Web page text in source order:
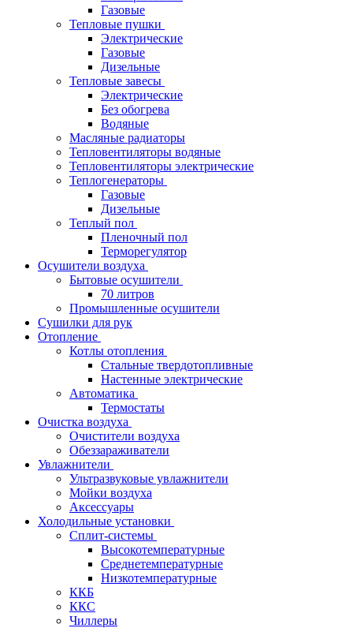
Газовые
Тепловые пушки
Электрические
Газовые
Дизельные
Тепловые завесы
Электрические
Без обогрева
Водяные
Масляные радиаторы
Тепловентиляторы водяные
Тепловентиляторы электрические
Теплогенераторы
Газовые
Дизельные
Теплый пол
Пленочный пол
Терморегулятор
Осушители воздуха
Бытовые осушители
70 литров
Промышленные осушители
Сушилки для рук
Отопление
Котлы отопления
Стальные твердотопливные
Настенные электрические
Автоматика
Термостаты
Очистка воздуха
Очистители воздуха
Обеззараживатели
Увлажнители
Ультразвуковые увлажнители
Мойки воздуха
Аксессуары
Холодильные установки
Сплит-системы
Высокотемпературные
Среднетемпературные
Низкотемпературные
ККБ
ККС
Чиллеры